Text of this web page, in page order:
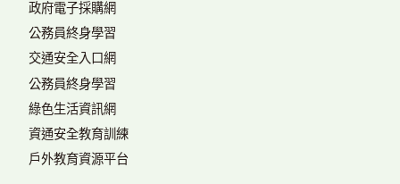
政府電子採購網
公務員終身學習
交通安全入口網
公務員終身學習
綠色生活資訊網
資通安全教育訓練
戶外教育資源平台